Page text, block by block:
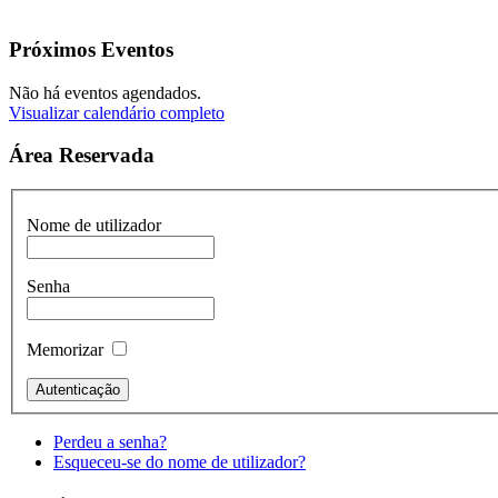
Próximos Eventos
Não há eventos agendados.
Visualizar calendário completo
Área Reservada
Nome de utilizador
Senha
Memorizar
Perdeu a senha?
Esqueceu-se do nome de utilizador?